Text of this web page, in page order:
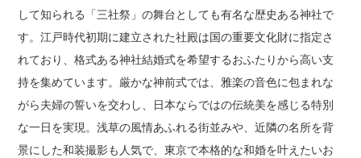
神前式とは
して知られる「三社祭」の舞台としても有名な歴史ある神社で
す。江戸時代初期に建立された社殿は国の重要文化財に指定さ
れており、格式ある神社結婚式を希望するおふたりから高い支
持を集めています。厳かな神前式では、雅楽の音色に包まれな
がら夫婦の誓いを交わし、日本ならではの伝統美を感じる特別
な一日を実現。浅草の風情あふれる街並みや、近隣の名所を背
景にした和装撮影も人気で、東京で本格的な和婚を叶えたいお